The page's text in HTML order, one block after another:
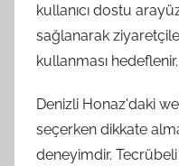
kullanıcı dostu
sağlanarak
kullanması hedeflenir.
Denizli Honaz'daki
seçerken dikkate
deneyimdir.